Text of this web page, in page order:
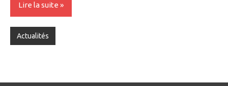
Lire la suite
Actualités